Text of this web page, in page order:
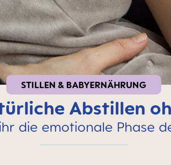
STILLEN & BABYERNÄHRUNG
Abstillen
die emotionale Phase